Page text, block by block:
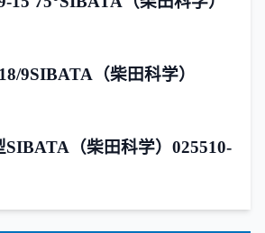
9SIBATA（柴田科学）
（柴田科学）025510-